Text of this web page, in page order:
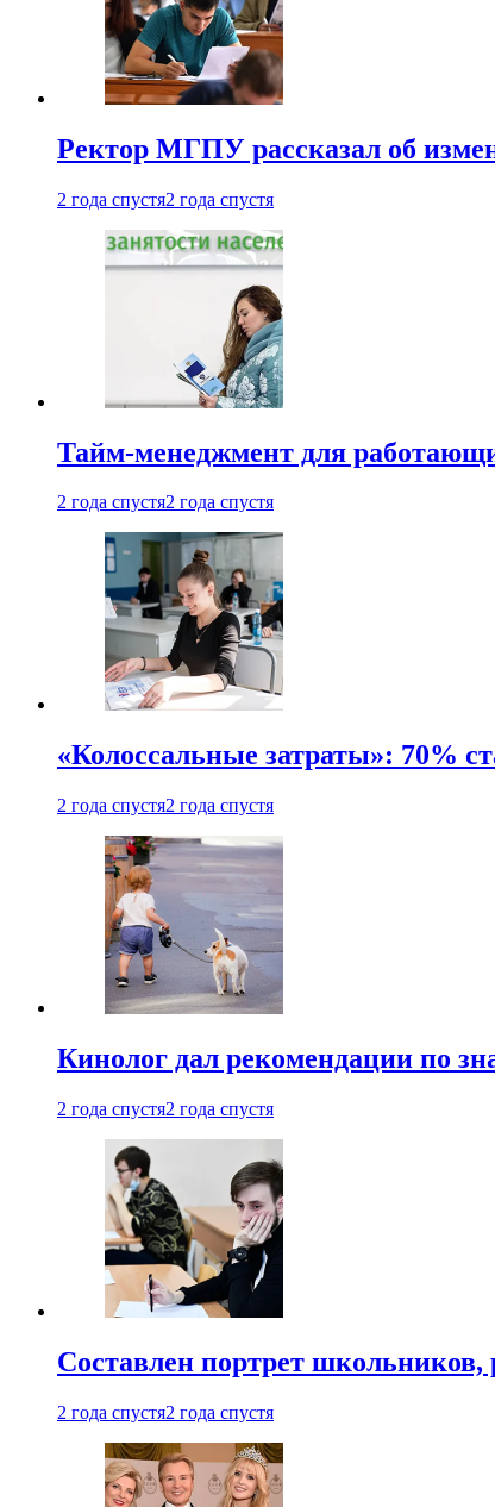
Ректор МГПУ рассказал об
2 года спустя2 года спустя
Тайм-менеджмент для
2 года спустя2 года спустя
«Колоссальные затраты»: 70%
2 года спустя2 года спустя
Кинолог дал рекомендации по
2 года спустя2 года спустя
Составлен портрет
2 года спустя2 года спустя